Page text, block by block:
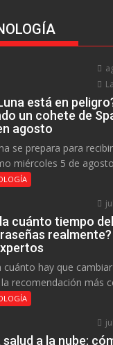
está en
un cohete de
agosto
se prepara para
miércoles 5 de
cuánto tiempo
cuánto hay que
recomendación más
salud a la nube: